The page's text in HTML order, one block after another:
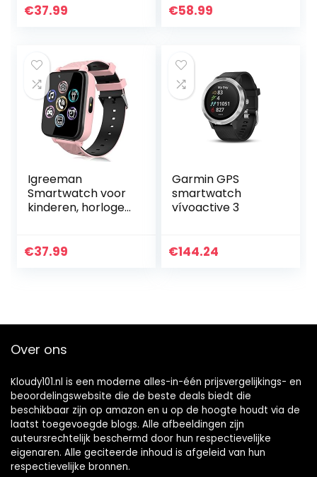
Camera, HD
€37.99 €58.99
Igreeman
Smartwatch voor
kinderen, horloge-
touchscreen met
€37.99
Garmin GPS
smartwatch
vívoactive 3
€144.24
Over ons
Kloudy101.nl is een moderne alles-in-één prijsvergelijkings- en
beoordelingswebsite die de beste deals biedt die
beschikbaar zijn op amazon en u op de hoogte houdt via de
laatst toegevoegde blogs. Alle afbeeldingen zijn
auteursrechtelijk beschermd door hun respectievelijke
eigenaren. Alle geciteerde inhoud is afgeleid van hun
respectievelijke bronnen.